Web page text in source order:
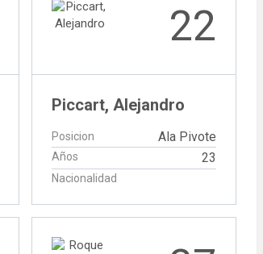
22
Piccart, Alejandro
Posicion Ala Pivote
Años 23
Nacionalidad